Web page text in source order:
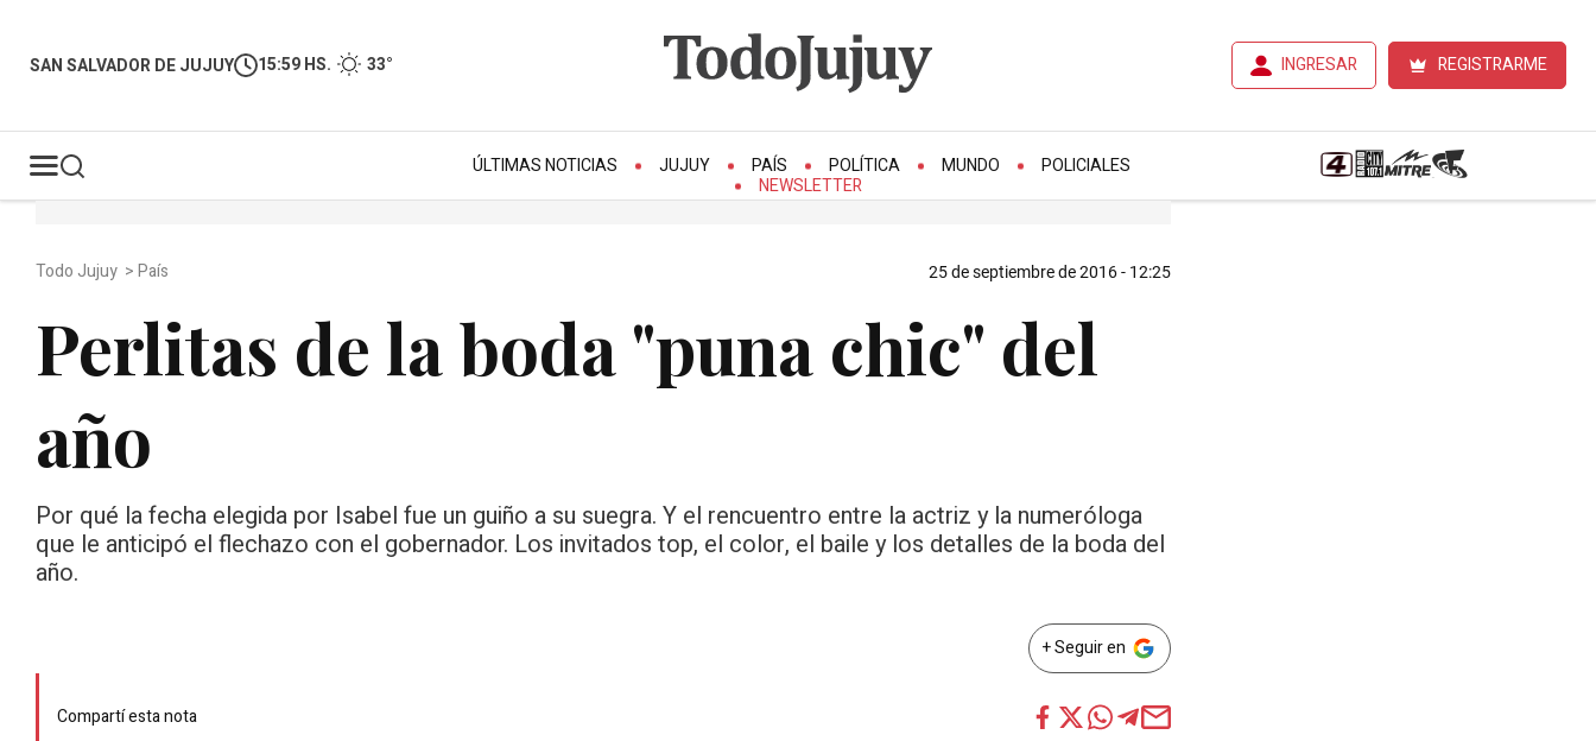
SAN SALVADOR DE JUJUY 15:59 HS. 33° INGRESAR REGISTRARME
ÚLTIMAS NOTICIAS JUJUY PAÍS POLÍTICA MUNDO
POLICIALES
NEWSLETTER
Todo Jujuy >País 25 de septiembre de 2016 - 12:25
Perlitas de la boda "puna chic" del
año
Por qué la fecha elegida por Isabel fue un guiño a su suegra. Y el rencuentro entre la actriz y la numeróloga
que le anticipó el flechazo con el gobernador. Los invitados top, el color, el baile y los detalles de la boda del
año.
+ Seguir en
Compartí esta nota